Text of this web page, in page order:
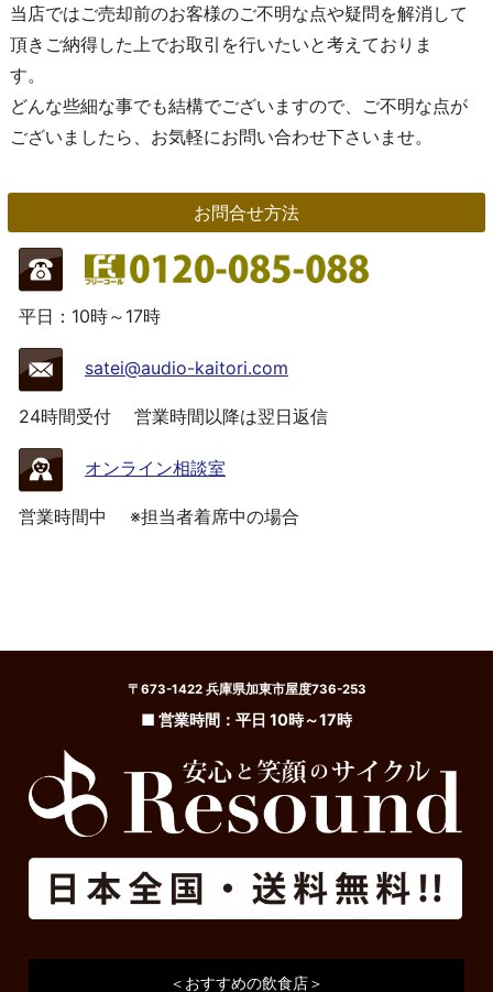
当店ではご売却前のお客様のご不明な点や疑問を解消して
頂きご納得した上でお取引を行いたいと考えておりま
す。
どんな些細な事でも結構でございますので、ご不明な点が
ございましたら、お気軽にお問い合わせ下さいませ。
お問合せ方法
平日：10時～17時
satei@audio-kaitori.com
24時間受付 営業時間以降は翌日返信
オンライン相談室
営業時間中 ※担当者着席中の場合
〒673-1422 兵庫県加東市屋度736-253
■ 営業時間：平日 10時～17時
＜おすすめの飲食店＞